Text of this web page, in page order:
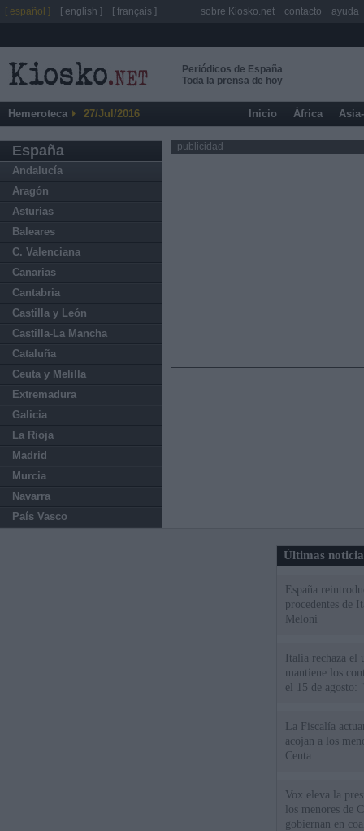
Periódicos de España
Toda la prensa de hoy
Hemeroteca 27/Jul/2016 Inicio África
España
Andalucía
Aragón
Asturias
Baleares
C. Valenciana
Canarias
Cantabria
Castilla y León
Castilla-La Mancha
Cataluña
Ceuta y Melilla
Extremadura
Galicia
La Rioja
Madrid
Murcia
Navarra
País Vasco
publicidad
Últimas
España
procedentes de
Meloni
Italia rechaza
mantiene los
el 15 de agosto:
La Fiscalía
acojan a los
Ceuta
Vox eleva la
los menores de
gobiernan en
[ español ] [ english ] [ français ] sobre Kiosko.net contacto ayuda